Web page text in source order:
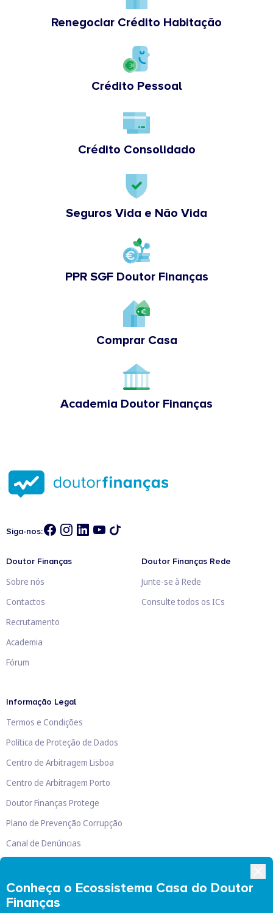
Renegociar Crédito Habitação
Crédito Pessoal
Crédito Consolidado
Seguros Vida e Não Vida
PPR SGF Doutor Finanças
Comprar Casa
Academia Doutor Finanças
Conheça o Ecossistema Casa do Doutor
Finanças
Siga-nos:
Doutor Finanças
Sobre nós
Contactos
Recrutamento
Academia
Fórum
Doutor Finanças Rede
Junte-se à Rede
Consulte todos os ICs
Informação Legal
Termos e Condições
Política de Proteção de Dados
Centro de Arbitragem Lisboa
Centro de Arbitragem Porto
Doutor Finanças Protege
Plano de Prevenção Corrupção
Canal de Denúncias